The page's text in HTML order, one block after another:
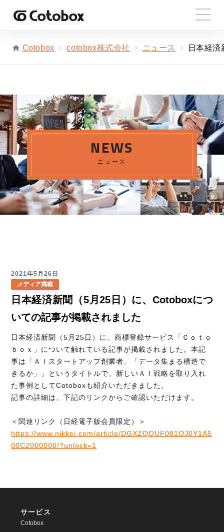
Cotobox cotobox株式会社 ニュース 日本経
NEWS
ニュース
2021年5月26日
メディア掲載
日本経済新聞（5月25日）に、Cotoboxにつ
いての記事が掲載されました
日本経済新聞（5月25日）に、商標登録サービス「Ｃｏｔｏ
ｂｏｘ」について触れている記事が掲載されました。本記
事は「ＡＩスタートアップ創業者、「データ集まる構造で
きるか」」というタイトルで、新しいＡＩ戦略を取り入れ
た事例としてCotoboxも紹介いただきました。
記事の詳細は、下記のリンクからご確認いただけます。
＜関連リンク（日経電子版会員限定）＞
https://www.nikkei.com/article/DGXZQOUF081OJ0Y1A5
00C2000000/?unlock=1
サービス
Cotobox